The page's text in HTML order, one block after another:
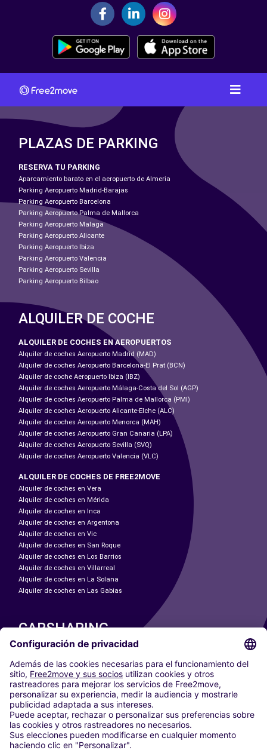
PLAZAS DE PARKING
RESERVA TU PARKING
Aparcamiento barato en el aeropuerto de Almeria
Parking Aeropuerto Madrid-Barajas
Parking Aeropuerto Barcelona
Parking Aeropuerto Palma de Mallorca
Parking Aeropuerto Malaga
Parking Aeropuerto Alicante
Parking Aeropuerto Ibiza
Parking Aeropuerto Valencia
Parking Aeropuerto Sevilla
Parking Aeropuerto Bilbao
ALQUILER DE COCHE
ALQUILER DE COCHES EN AEROPUERTOS
Alquiler de coches Aeropuerto Madrid (MAD)
Alquiler de coches Aeropuerto Barcelona-El Prat (BCN)
Alquiler de coche Aeropuerto Ibiza (IBZ)
Alquiler de coches Aeropuerto Málaga-Costa del Sol (AGP)
Alquiler de coches Aeropuerto Palma de Mallorca (PMI)
Alquiler de coches Aeropuerto Alicante-Elche (ALC)
Alquiler de coches Aeropuerto Menorca (MAH)
Alquiler de coches Aeropuerto Gran Canaria (LPA)
Alquiler de coches Aeropuerto Sevilla (SVQ)
Alquiler de coches Aeropuerto Valencia (VLC)
ALQUILER DE COCHES DE FREE2MOVE
Alquiler de coches en Vera
Alquiler de coches en Mérida
Alquiler de coches en Inca
Alquiler de coches en Argentona
Alquiler de coches en Vic
Alquiler de coches en San Roque
Alquiler de coches en Los Barrios
Alquiler de coches en Villarreal
Alquiler de coches en La Solana
Alquiler de coches en Las Gabias
CARSHARING
NUESTRAS CIUDADES
Paris
Madrid
Washington DC
Milán
Roma
Turín
Viena
Berlín